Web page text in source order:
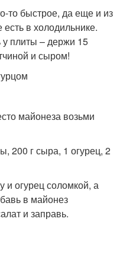
то быстрое, да еще и из
в холодильнике.
у плиты – держи 15
и сыром!
майонеза возьми
200 г сыра, 1 огурец, 2
и огурец соломкой, а
в майонез
и заправь.